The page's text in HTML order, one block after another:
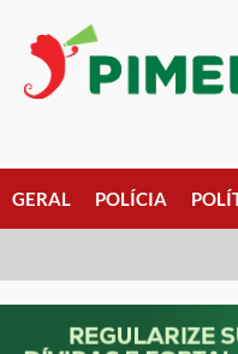
GERAL POLÍCIA